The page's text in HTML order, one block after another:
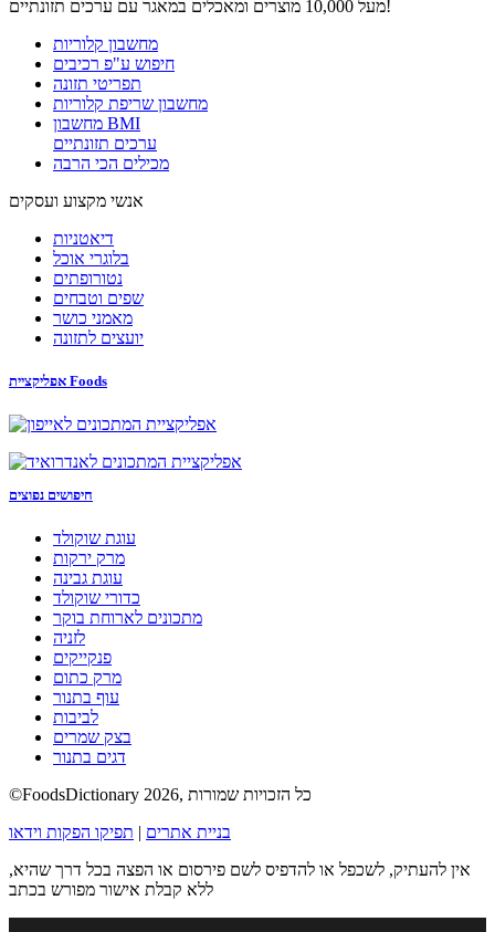
מעל 10,000 מוצרים ומאכלים במאגר עם ערכים תזונתיים!
מחשבון קלוריות
חיפוש ע"פ רכיבים
תפריטי תזונה
מחשבון שריפת קלוריות
מחשבון BMI
ערכים תזונתיים
מכילים הכי הרבה
אנשי מקצוע ועסקים
דיאטניות
בלוגרי אוכל
נטורופתים
שפים וטבחים
מאמני כושר
יועצים לתזונה
אפליקציית Foods
חיפושים נפוצים
עוגת שוקולד
מרק ירקות
עוגת גבינה
כדורי שוקולד
מתכונים לארוחת בוקר
לזניה
פנקייקים
מרק כתום
עוף בתנור
לביבות
בצק שמרים
דגים בתנור
©FoodsDictionary 2026, כל הזכויות שמורות
בניית אתרים
תפיקו הפקות וידאו
אין להעתיק, לשכפל או להדפיס לשם פירסום או הפצה בכל דרך שהיא,
ללא קבלת אישור מפורש בכתב